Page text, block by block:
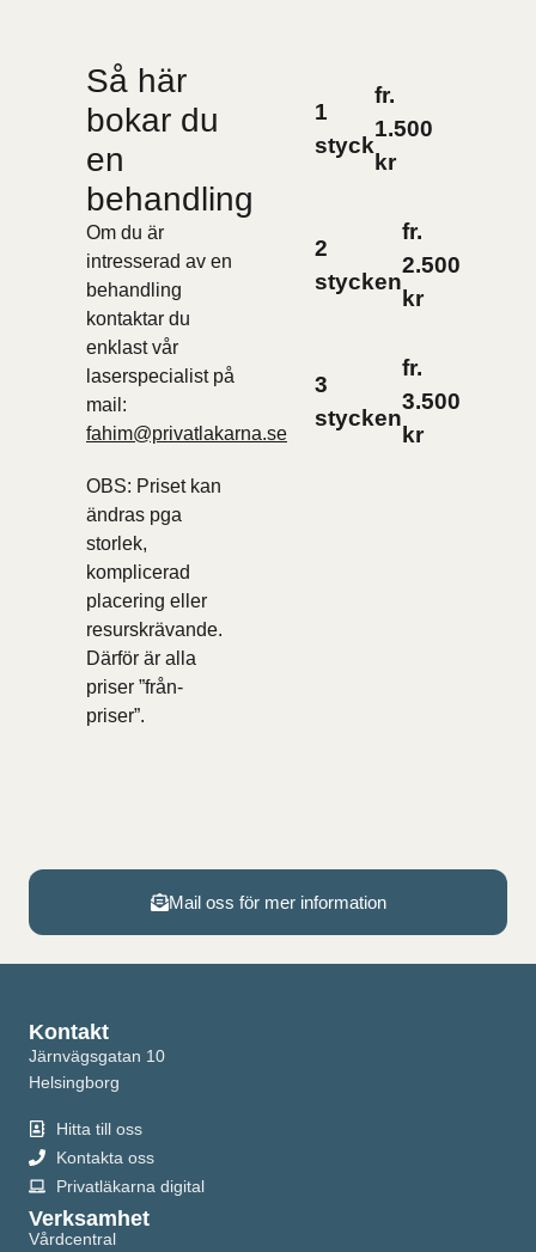
Så här
bokar du
en
behandling
Om du är
intresserad av en
behandling
kontaktar du
enklast vår
laserspecialist på
mail:
fahim@privatlakarna.se
OBS: Priset kan
ändras pga
storlek,
komplicerad
placering eller
resurskrävande.
Därför är alla
priser ”från-
priser”.
1
styck
fr.
1.500
kr
2
stycken
fr.
2.500
kr
3
stycken
fr.
3.500
kr
Mail oss för mer information
Verksamhet
Vårdcentral
Kontakt
Järnvägsgatan 10
Helsingborg
Hitta till oss
Kontakta oss
Privatläkarna digital